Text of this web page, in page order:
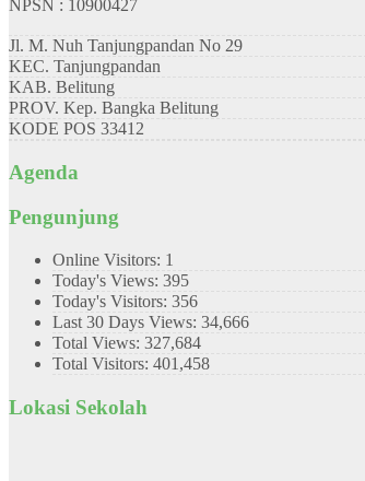
NPSN : 10900427
Jl. M. Nuh Tanjungpandan No 29
KEC. Tanjungpandan
KAB. Belitung
PROV. Kep. Bangka Belitung
KODE POS 33412
Agenda
Pengunjung
Online Visitors: 1
Today's Views: 395
Today's Visitors: 356
Last 30 Days Views: 34,666
Total Views: 327,684
Total Visitors: 401,458
Lokasi Sekolah